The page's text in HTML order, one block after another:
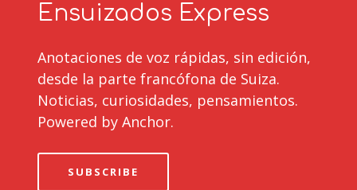
Ensuizados Express
Anotaciones de voz rápidas, sin edición,
desde la parte francófona de Suiza.
Noticias, curiosidades, pensamientos.
Powered by Anchor.
SUBSCRIBE